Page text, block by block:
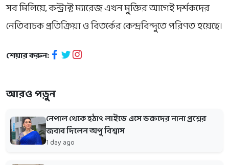
সব মিলিয়ে,কন্ট্রাক্ট ম্যারেজএখন মুক্তির আগেই দর্শকদের
নেতিবাচক প্রতিক্রিয়া ও বিতর্কের কেন্দ্রবিন্দুতে পরিণত হয়েছে।
শেয়ার করুন:
আরও পড়ুন
নেপাল থেকে হঠাৎ লাইভে এসে ভক্তদের নানা প্রশ্নের
জবাব দিলেন অপু বিশ্বাস
1 day ago